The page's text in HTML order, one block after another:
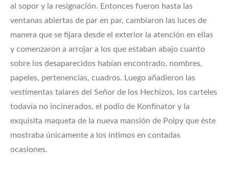
al sopor y la resignación. Entonces fueron hasta las
ventanas abiertas de par en par, cambiaron las luces de
manera que se fijara desde el exterior la atención en ellas
y comenzaron a arrojar a los que estaban abajo cuanto
sobre los desaparecidos habían encontrado, nombres,
papeles, pertenencias, cuadros. Luego añadieron las
vestimentas talares del Señor de los Hechizos, los carteles
todavía no incinerados, el podio de Konfinator y la
exquisita maqueta de la nueva mansión de Polpy que éste
mostraba únicamente a los íntimos en contadas
ocasiones.